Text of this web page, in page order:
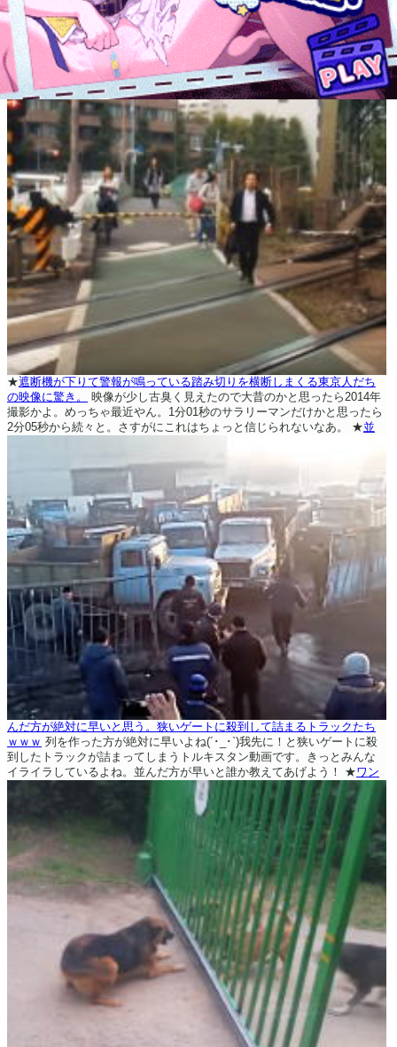
★遮断機が下りて警報が鳴っている踏み切りを横断しまくる東京人だち
の映像に驚き。
映像が少し古臭く見えたので大昔のかと思ったら2014年
撮影かよ。めっちゃ最近やん。1分01秒のサラリーマンだけかと思ったら
2分05秒から続々と。さすがにこれはちょっと信じられないなあ。
★並
んだ方が絶対に早いと思う。狭いゲートに殺到して詰まるトラックたち
ｗｗｗ 列を作った方が絶対に早いよね(´･_･`)我先に！と狭いゲートに殺
到したトラックが詰まってしまうトルキスタン動画です。きっとみんな
イライラしているよね。並んだ方が早いと誰か教えてあげよう！
★ワン